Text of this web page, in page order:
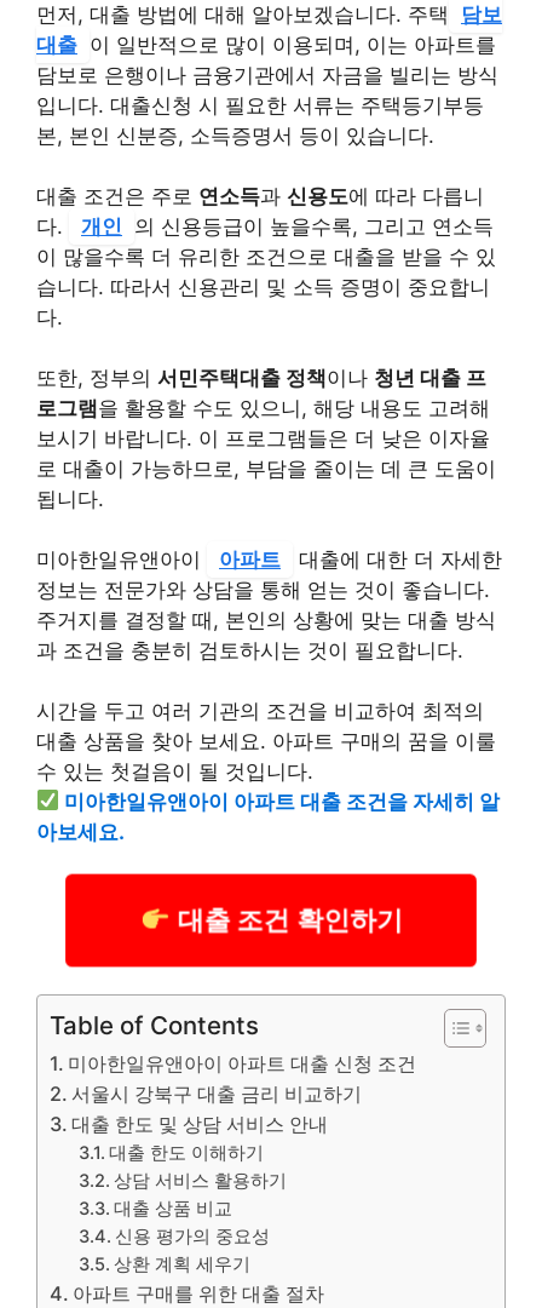
먼저, 대출 방법에 대해 알아보겠습니다. 주택
담보
대출 이 일반적으로 많이 이용되며, 이는 아파트를
담보로 은행이나 금융기관에서 자금을 빌리는 방식
입니다. 대출신청 시 필요한 서류는 주택등기부등
본, 본인 신분증, 소득증명서 등이 있습니다.
대출 조건은 주로 연소득과 신용도에 따라 다릅니
다.
개인
의 신용등급이 높을수록, 그리고 연소득
이 많을수록 더 유리한 조건으로 대출을 받을 수 있
습니다. 따라서 신용관리 및 소득 증명이 중요합니
다.
또한, 정부의 서민주택대출 정책이나 청년 대출 프
로그램을 활용할 수도 있으니, 해당 내용도 고려해
보시기 바랍니다. 이 프로그램들은 더 낮은 이자율
로 대출이 가능하므로, 부담을 줄이는 데 큰 도움이
됩니다.
미아한일유앤아이 아파트
대출에 대한 더 자세한
정보는 전문가와 상담을 통해 얻는 것이 좋습니다.
주거지를 결정할 때, 본인의 상황에 맞는 대출 방식
과 조건을 충분히 검토하시는 것이 필요합니다.
시간을 두고 여러 기관의 조건을 비교하여 최적의
대출 상품을 찾아 보세요. 아파트 구매의 꿈을 이룰
수 있는 첫걸음이 될 것입니다.
미아한일유앤아이 아파트 대출 조건을 자세히 알
아보세요.
대출 조건 확인하기
Table of Contents
미아한일유앤아이 아파트 대출 신청 조건
서울시 강북구 대출 금리 비교하기
대출 한도 및 상담 서비스 안내
대출 한도 이해하기
상담 서비스 활용하기
대출 상품 비교
신용 평가의 중요성
상환 계획 세우기
아파트 구매를 위한 대출 절차